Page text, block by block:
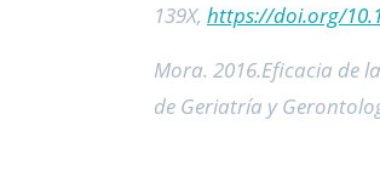
139X, https://doi.org/
Mora. 2016.Eficacia de
de Geriatría y